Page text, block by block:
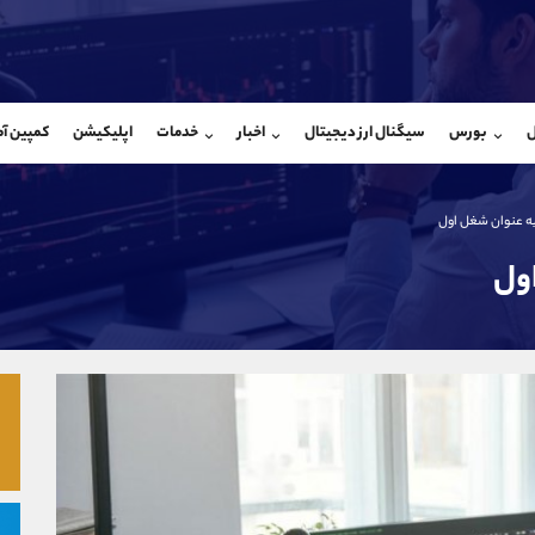
بورس سیگنال ارز دیجیتال اخبار خدمات اپلیکیشن کمپین
عنوان شغل اول
شروع گفتگو
@Armteam_admin_104
104
شروع
تلگرام